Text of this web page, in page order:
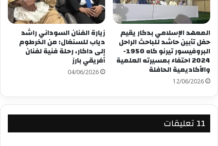
المعهد الإسلامي بدكار يقيم
حفل تأبين حاشد للباحث الراحل
البروفيسور تيرنو كاه 1950-
2024 احتفاء بمسيرته العلمية
والأكاديمية الحافلة
12/06/2026
زيارة الفنان السوداني راشد
دياب للسنغال: من الخرطوم
إلى داكار، رحلة فنية لفنان
أفريقي بارز
04/06/2026
‫11 تعليقات